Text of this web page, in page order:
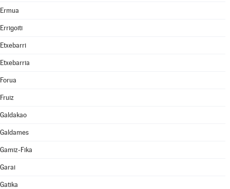
Ermua
Errigoiti
Etxebarri
Etxebarria
Forua
Fruiz
Galdakao
Galdames
Gamiz-Fika
Garai
Gatika